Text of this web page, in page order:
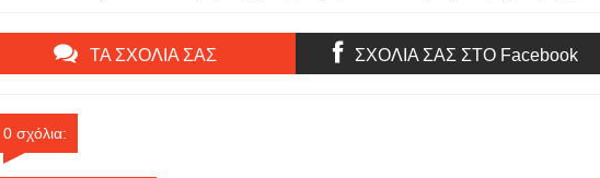
Παραλία Ελευσίνας
από τα μεγαλύτερα του
Αιγαίου!
ΤΑ ΣΧΟΛΙΑ ΣΑΣ ΣΧΟΛΙΑ ΣΑΣ ΣΤΟ Facebook
0 σχόλια: